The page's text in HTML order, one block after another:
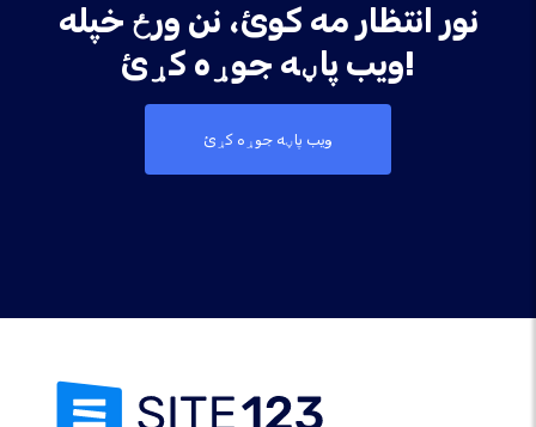
نور انتظار مه کوئ، نن ورځ خپله
ویب پاڼه جوړه کړئ!
ویب پاڼه جوړه کړئ